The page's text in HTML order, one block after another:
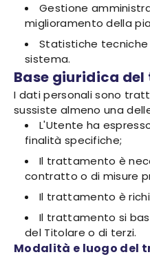
Gestione
miglioramento della
Statistiche
sistema.
Base giuridica
I dati personali sono
sussiste almeno una
L'Utente ha
finalità specifiche;
Il trattamento è
contratto o di misure
Il trattamento è
Il trattamento si
del Titolare o di terzi.
Modalità e luogo del